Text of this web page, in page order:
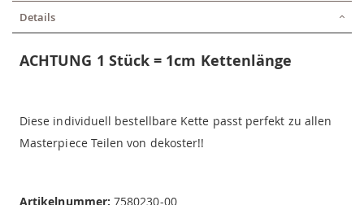
Details
ACHTUNG 1 Stück = 1cm Kettenlänge
Diese individuell bestellbare Kette passt perfekt zu allen
Masterpiece Teilen von dekoster!!
Artikelnummer: 7580230-00